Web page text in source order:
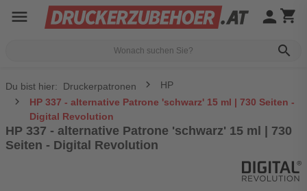
menu
search
person shopping_cart
Du bist hier: Druckerpatronen
HP
HP 337 - alternative Patrone 'schwarz' 15 ml | 730 Seiten -
Digital Revolution
HP 337 - alternative Patrone 'schwarz' 15 ml | 730
Seiten - Digital Revolution